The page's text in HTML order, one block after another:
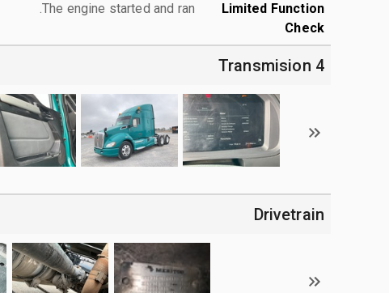
Limited Function
Check
The engine started and ran.
4 Transmision
Drivetrain